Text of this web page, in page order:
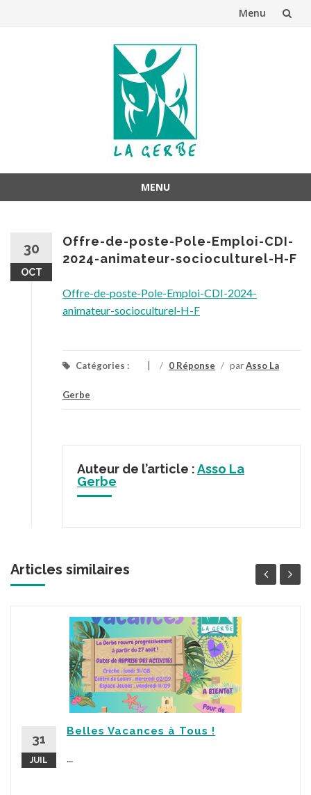
Menu
MENU
contenu
30
OCT
Offre-de-poste-Pole-Emploi-CDI-
2024-animateur-socioculturel-H-F
Offre-de-poste-Pole-Emploi-CDI-2024-
animateur-socioculturel-H-F
Catégories : / 0 Réponse / parAsso La
Gerbe
Auteur de l’article :Asso La
Gerbe
Articles similaires
31
JUIL
Belles Vacances à Tous !